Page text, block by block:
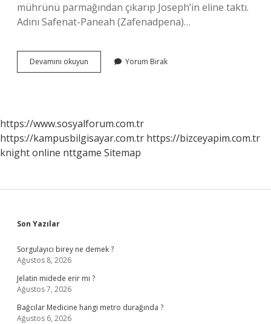
mührünü parmağından çıkarıp Joseph’in eline taktı.
Adını Safenat-Paneah (Zafenadpena)…
Devamını okuyun
Yusufu
Yorum Bırak
https://www.sosyalforum.com.tr
https://kampusbilgisayar.com.tr https://bizceyapim.com.tr
knight online nttgame Sitemap
Sidebar
Son Yazılar
Sorgulayıcı birey ne demek ?
Ağustos 8, 2026
Jelatin midede erir mi ?
Ağustos 7, 2026
Bağcılar Medicine hangi metro durağında ?
Ağustos 6, 2026